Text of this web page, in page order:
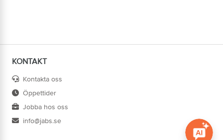
KONTAKT
Kontakta oss
Öppettider
Jobba hos oss
info@jabs.se